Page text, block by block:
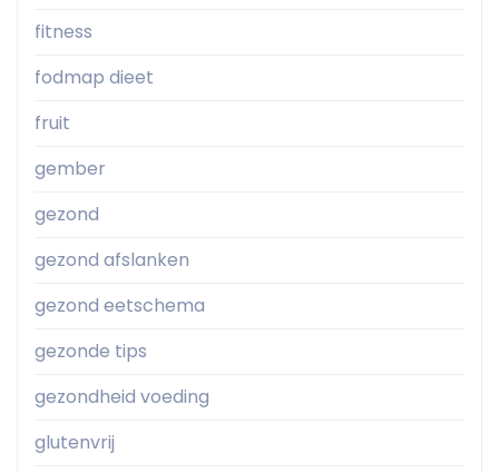
fitness
fodmap dieet
fruit
gember
gezond
gezond afslanken
gezond eetschema
gezonde tips
gezondheid voeding
glutenvrij